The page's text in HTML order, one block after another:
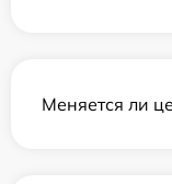
Меняется ли